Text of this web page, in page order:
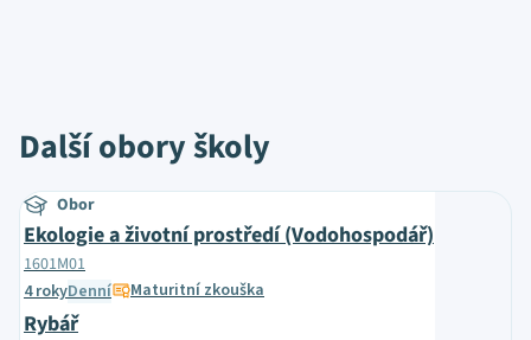
Další obory školy
Obor
Ekologie a životní prostředí (Vodohospodář)
1601M01
4 rokyDenní Maturitní zkouška
Rybář